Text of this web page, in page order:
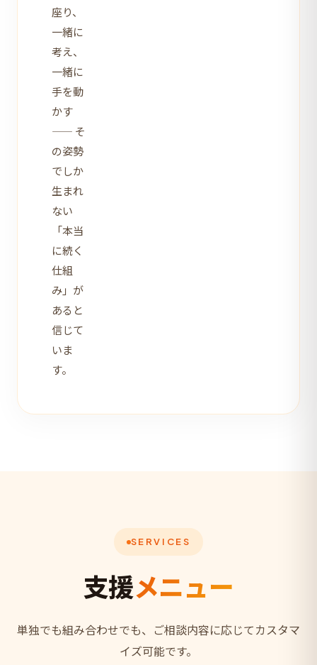
座り、
一緒に
考え、
一緒に
手を動
かす
—— そ
の姿勢
でしか
生まれ
ない
「本当
に続く
仕組
み」が
あると
信じて
いま
す。
SERVICES
支援メニュー
単独でも組み合わせでも、ご相談内容に応じてカスタマ
イズ可能です。